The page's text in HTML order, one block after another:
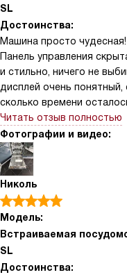
SL
Достоинства:
Машина просто
Панель управления
и стильно, ничего не
дисплей очень
сколько времени
мое спасение, ставлю
Конденсационная сушка
на бокалах.
Читать отзыв полностью
Фотографии и видео:
Николь
Модель:
Встраиваемая
SL
Достоинства: